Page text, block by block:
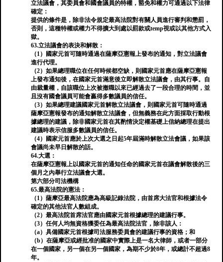
立法議會，其委員會和國會議員的特權，豁免和權力可通過以下法律
確定：
提供的條件是，除非法令規定最高法院對有關人員進行審判和懲罰，
否則，這種特權或權力不得擴大到處以罰款或temp視或以其他方式入
獄。
63.立法議會的表決和解散：
（1）國家元首可隨時通過在薩摩亞憲報上發布的通知，對立法議會
進行代理。
（2）如果總理職位在任何時候都空缺，則國家元首應在薩摩亞憲報
上發布通知後，在國家元首滿意後立即解散立法議會，由其行事。自
由裁量權，自該職位上次被撤職以來已經過去了一段合理的時間，並
且沒有國會議員可能會贏得多數議員的信任。
（3）如果總理建議國家元首解散立法議會，則國家元首可隨時通過
薩摩亞憲報發布的通知解散立法議會，但無義務在此方面採取行動根
據總理的建議，除非國家元首在其酌情決定權基礎上信納總理在提出
建議時表示信服多數議員的信任。
（4）國家元首應於上次大選之日起5年屆滿時解散立法會議，如果該
會議尚未早日解散的話。
64.大選：
在薩摩亞憲報上以國家元首的通知任命的國家元首在議會解散後的三
個月之內舉行立法議會大選。
第六部分司法機構
65.最高法院的憲法：
（1）薩摩亞最高法院應為高級記錄法院，由首席大法官和根據法令
確定的其他法官人數組成。
（2）最高法院首席法官應由國家元首根據總理的建議行事。
（3）任何人均無資格獲委任為最高法院法官，除非該人：
（a）具備國家元首根據司法服務委員會的建議行事的資格；和
（b）在薩摩亞或經批准的國家中實際上是一名大律師，或者一部分
在一個國家，另一個在另一個國家，為期不少於8年，或總計不超過8
年。